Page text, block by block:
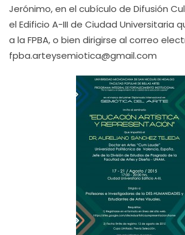
Jerónimo, en el cubículo de Difusión
el Edificio A-III de Ciudad Universitaria
a la FPBA, o bien dirigirse al correo
fpba.arteysemiotica@gmail.com